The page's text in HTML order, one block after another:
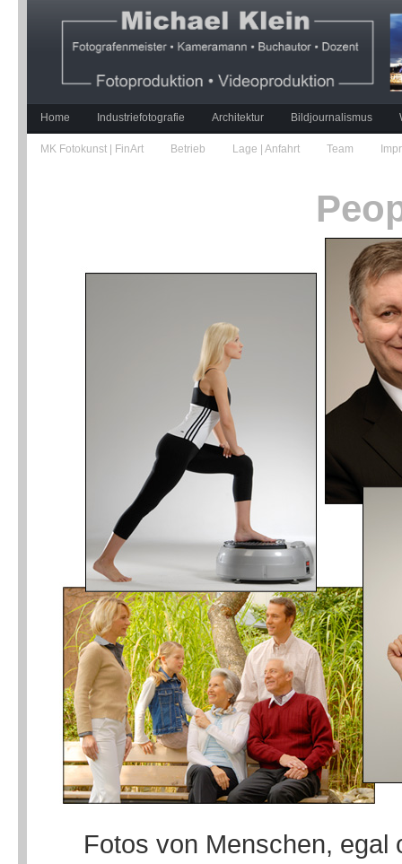
Home Industriefotografie Architektur Bildjournalismus
MK Fotokunst | FinArt Betrieb Lage | Anfahrt Team
Fotos von Menschen, egal